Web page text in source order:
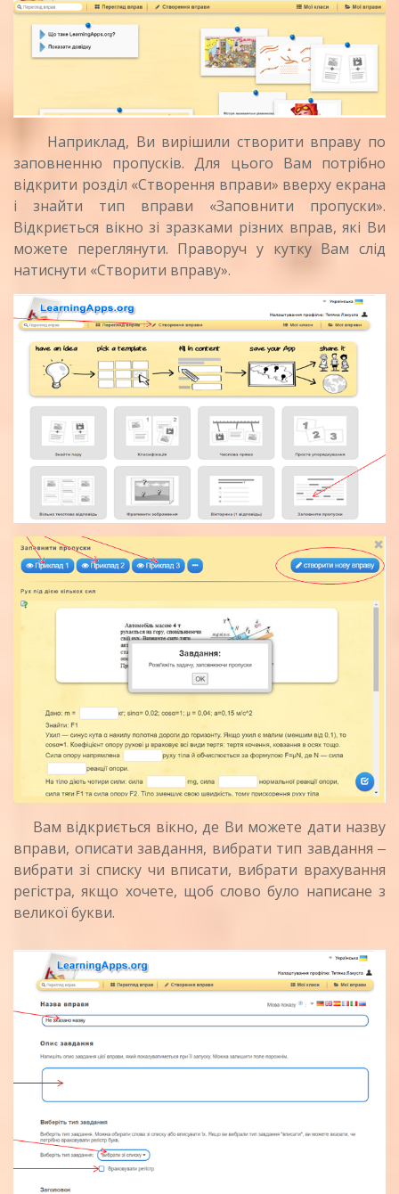
Наприклад, Ви вирішили створити вправу по
заповненню пропусків. Для цього Вам потрібно
відкрити розділ «Створення вправи» вверху екрана
і знайти тип вправи «Заповнити пропуски».
Відкриється вікно зі зразками різних вправ, які Ви
можете переглянути. Праворуч у кутку Вам слід
натиснути «Створити вправу».
Вам відкриється вікно, де Ви можете дати назву
вправи, описати завдання, вибрати тип завдання ‒
вибрати зі списку чи вписати, вибрати врахування
регістра, якщо хочете, щоб слово було написане з
великої букви.